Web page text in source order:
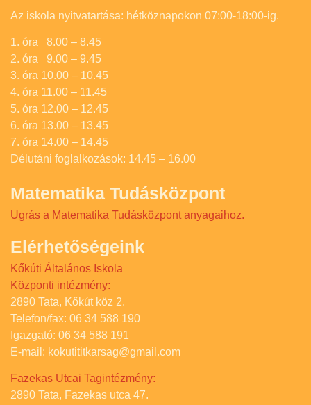
Az iskola nyitvatartása: hétköznapokon 07:00-18:00-ig.
1. óra 8.00 – 8.45
2. óra 9.00 – 9.45
3. óra 10.00 – 10.45
4. óra 11.00 – 11.45
5. óra 12.00 – 12.45
6. óra 13.00 – 13.45
7. óra 14.00 – 14.45
Délutáni foglalkozások: 14.45 – 16.00
Matematika Tudásközpont
Ugrás a Matematika Tudásközpont anyagaihoz.
Elérhetőségeink
Kőkúti Általános Iskola
Központi intézmény:
2890 Tata, Kőkút köz 2.
Telefon/fax: 06 34 588 190
Igazgató: 06 34 588 191
E-mail: kokutititkarsag@gmail.com
Fazekas Utcai Tagintézmény:
2890 Tata, Fazekas utca 47.